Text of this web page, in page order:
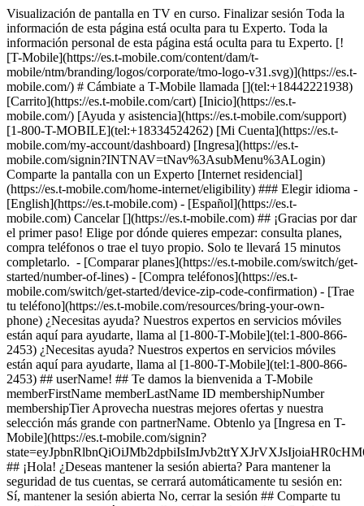
Visualización de pantalla en TV en curso. Finalizar sesión Toda la
información de esta página está oculta para tu Experto. Toda la
información personal de esta página está oculta para tu Experto. [!
[T-Mobile](https://es.t-mobile.com/content/dam/t-
mobile/ntm/branding/logos/corporate/tmo-logo-v31.svg)](https://es.t-
mobile.com/) # Cámbiate a T-Mobile llamada [](tel:+18442221938)
[Carrito](https://es.t-mobile.com/cart) [Inicio](https://es.t-
mobile.com/) [Ayuda y asistencia](https://es.t-mobile.com/support)
[1-800-T-MOBILE](tel:+18334524262) [Mi Cuenta](https://es.t-
mobile.com/my-account/dashboard) [Ingresa](https://es.t-
mobile.com/signin?INTNAV=tNav%3AsubMenu%3ALogin)
Comparte la pantalla con un Experto [Internet residencial]
(https://es.t-mobile.com/home-internet/eligibility) ### Elegir idioma -
[English](https://es.t-mobile.com) - [Español](https://es.t-
mobile.com) Cancelar [](https://es.t-mobile.com) ## ¡Gracias por dar
el primer paso! Elige por dónde quieres empezar: consulta planes,
compra teléfonos o trae el tuyo propio. Solo te llevará 15 minutos
completarlo. - [Comparar planes](https://es.t-mobile.com/switch/get-
started/number-of-lines) - [Compra teléfonos](https://es.t-
mobile.com/switch/get-started/device-zip-code-confirmation) - [Trae
tu teléfono](https://es.t-mobile.com/resources/bring-your-own-
phone) ¿Necesitas ayuda? Nuestros expertos en servicios móviles
están aquí para ayudarte, llama al [1-800-T-Mobile](tel:1-800-866-
2453) ¿Necesitas ayuda? Nuestros expertos en servicios móviles
están aquí para ayudarte, llama al [1-800-T-Mobile](tel:1-800-866-
2453) ## userName! ## Te damos la bienvenida a T-Mobile
memberFirstName memberLastName ID membershipNumber
membershipTier Aprovecha nuestras mejores ofertas y nuestra
selección más grande con partnerName. Obtenlo ya [Ingresa en T-
Mobile](https://es.t-mobile.com/signin?
## ¡Hola! ¿Deseas mantener la sesión abierta? Para mantener la
seguridad de tus cuentas, se cerrará automáticamente tu sesión en:
Sí, mantener la sesión abierta No, cerrar la sesión ## Comparte tu